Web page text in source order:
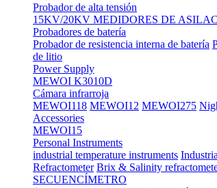
Probador de alta tensión
15KV/20KV MEDIDORES DE
Probadores de batería
Probador de resistencia interna de batería
de litio
Power Supply
MEWOI K3010D
Cámara infrarroja
MEWOI118 MEWOI12 MEWOI275
Accessories
MEWOI15
Personal Instruments
industrial temperature instruments
Refractometer Brix & Salinity
SECUENCÍMETRO